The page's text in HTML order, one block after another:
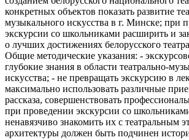
конкретных объектов показать развитие
музыкального искусства в г. Минске; при
экскурсии со школьниками расширить и
о лучших достижениях белорусского
Общие методические указания: -
глубокие знания в области театрально-
искусства; - не превращать экскурсию в
максимально использовать различные
рассказа, совершенствовать
при проведении экскурсии со
ненавязчиво знакомить их с театральным
архитектуры должен быть подчинен